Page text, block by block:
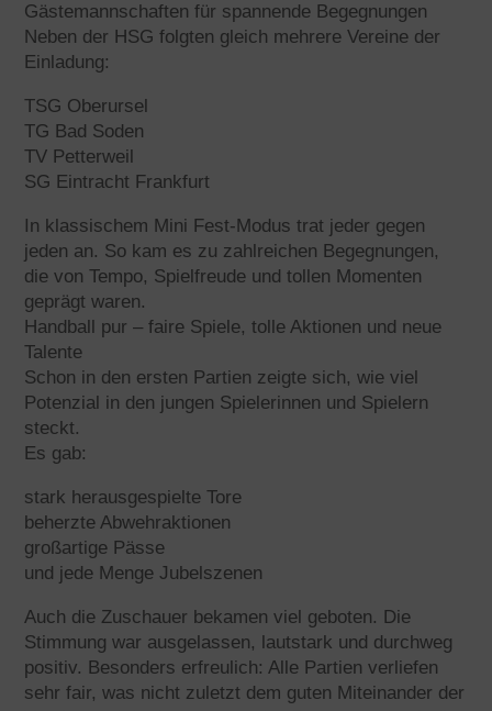
Gästemannschaften für spannende Begegnungen
Neben der HSG folgten gleich mehrere Vereine der
Einladung:
TSG Oberursel
TG Bad Soden
TV Petterweil
SG Eintracht Frankfurt
In klassischem Mini Fest-Modus trat jeder gegen
jeden an. So kam es zu zahlreichen Begegnungen,
die von Tempo, Spielfreude und tollen Momenten
geprägt waren.
Handball pur – faire Spiele, tolle Aktionen und neue
Talente
Schon in den ersten Partien zeigte sich, wie viel
Potenzial in den jungen Spielerinnen und Spielern
steckt.
Es gab:
stark herausgespielte Tore
beherzte Abwehraktionen
großartige Pässe
und jede Menge Jubelszenen
Auch die Zuschauer bekamen viel geboten. Die
Stimmung war ausgelassen, lautstark und durchweg
positiv. Besonders erfreulich: Alle Partien verliefen
sehr fair, was nicht zuletzt dem guten Miteinander der